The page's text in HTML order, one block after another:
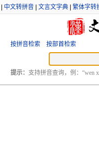
中文转拼音 文言文字典 繁体字转
按拼音检索 按部首检索
提示： 支持拼音查询，例：“wen